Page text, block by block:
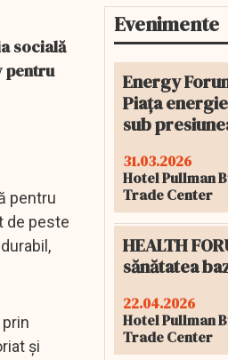
socială
pentru
pentru
de peste
și
Evenimente
Energy
Piața
sub
31.03.2026
Hotel Pullman
Trade Center
HEALTH
sănătatea
22.04.2026
Hotel Pullman
Trade Center